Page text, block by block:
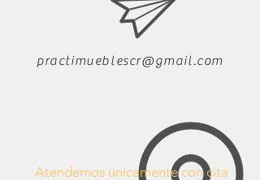
practimueblescr@gmail.com
Atendemos únicamente con cita